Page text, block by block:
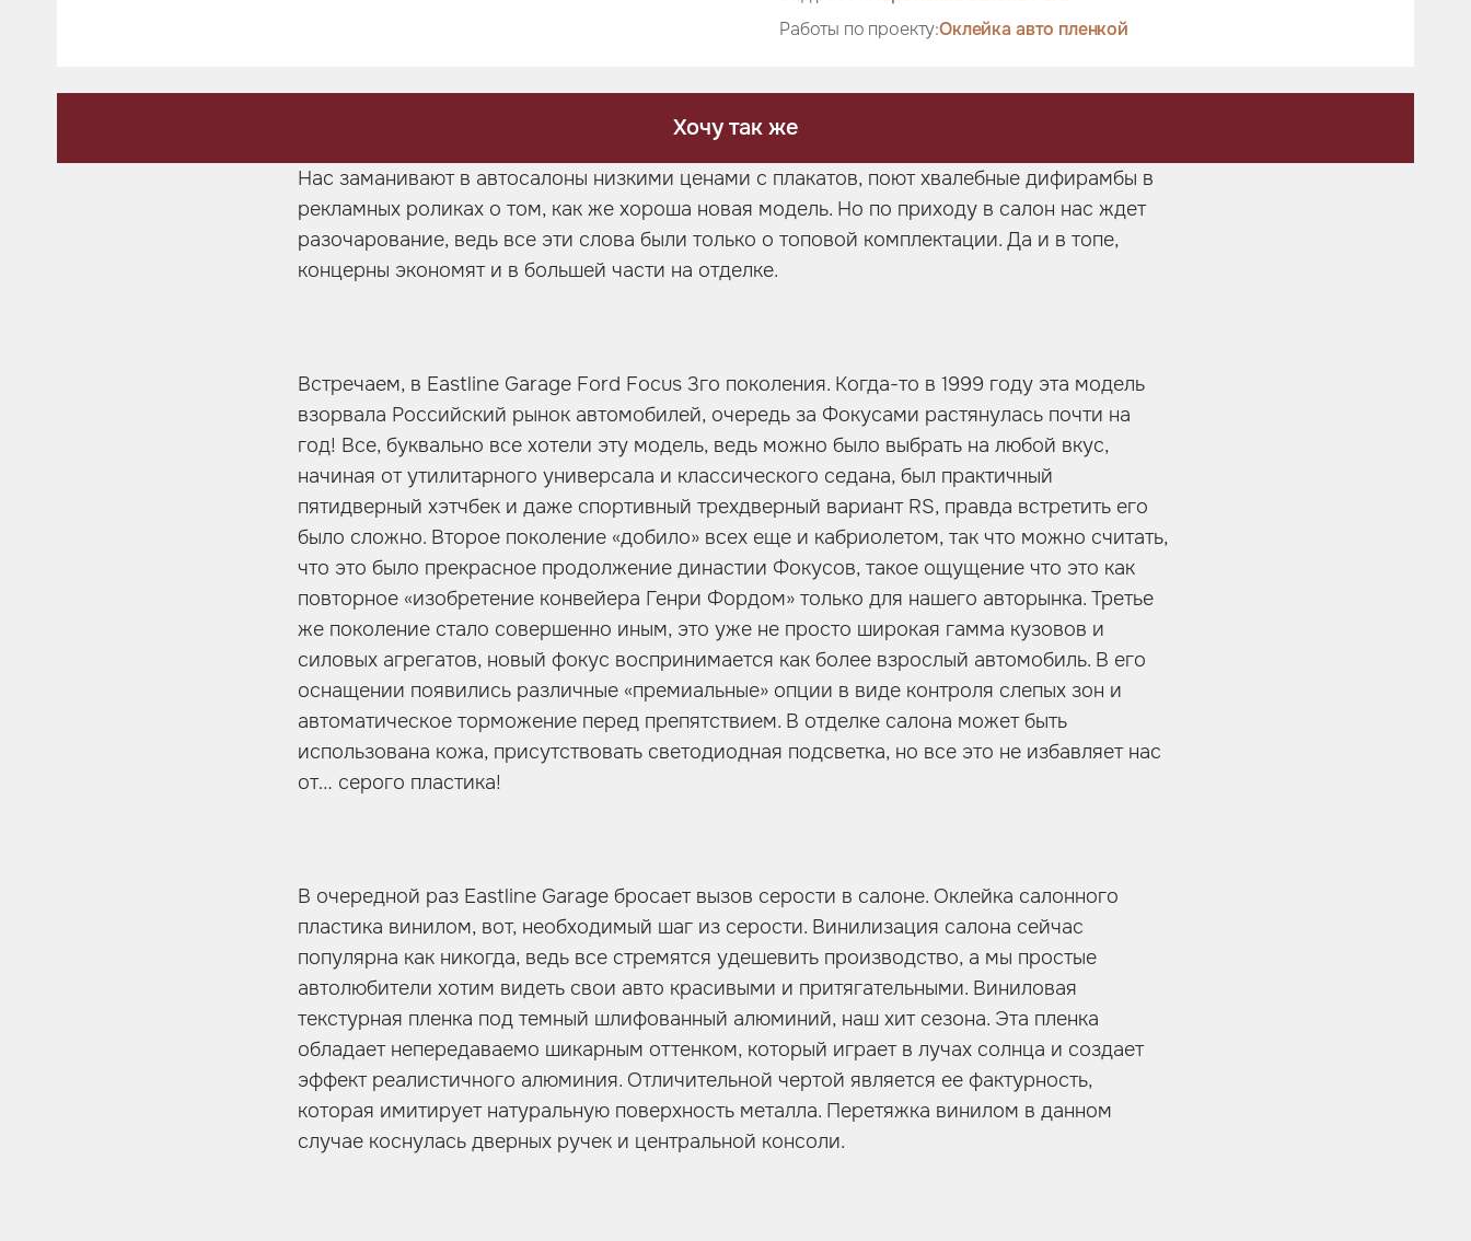
Работы по проекту:Оклейка авто пленкой
Хочу так же
Нас заманивают в автосалоны низкими ценами с плакатов, поют хвалебные дифирамбы в
рекламных роликах о том, как же хороша новая модель. Но по приходу в салон нас ждет
разочарование, ведь все эти слова были только о топовой комплектации. Да и в топе,
концерны экономят и в большей части на отделке.
Встречаем, в Eastline Garage Ford Focus 3го поколения. Когда-то в 1999 году эта модель
взорвала Российский рынок автомобилей, очередь за Фокусами растянулась почти на
год! Все, буквально все хотели эту модель, ведь можно было выбрать на любой вкус,
начиная от утилитарного универсала и классического седана, был практичный
пятидверный хэтчбек и даже спортивный трехдверный вариант RS, правда встретить его
было сложно. Второе поколение «добило» всех еще и кабриолетом, так что можно считать,
что это было прекрасное продолжение династии Фокусов, такое ощущение что это как
повторное «изобретение конвейера Генри Фордом» только для нашего авторынка. Третье
же поколение стало совершенно иным, это уже не просто широкая гамма кузовов и
силовых агрегатов, новый фокус воспринимается как более взрослый автомобиль. В его
оснащении появились различные «премиальные» опции в виде контроля слепых зон и
автоматическое торможение перед препятствием. В отделке салона может быть
использована кожа, присутствовать светодиодная подсветка, но все это не избавляет нас
от… серого пластика!
В очередной раз Eastline Garage бросает вызов серости в салоне. Оклейка салонного
пластика винилом, вот, необходимый шаг из серости. Винилизация салона сейчас
популярна как никогда, ведь все стремятся удешевить производство, а мы простые
автолюбители хотим видеть свои авто красивыми и притягательными. Виниловая
текстурная пленка под темный шлифованный алюминий, наш хит сезона. Эта пленка
обладает непередаваемо шикарным оттенком, который играет в лучах солнца и создает
эффект реалистичного алюминия. Отличительной чертой является ее фактурность,
которая имитирует натуральную поверхность металла. Перетяжка винилом в данном
случае коснулась дверных ручек и центральной консоли.